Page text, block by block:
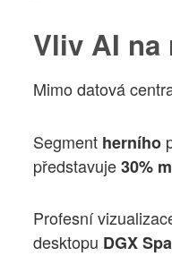
Vliv AI
Mimo datová
Segment herního
představuje30%
Profesní
desktopu DGX